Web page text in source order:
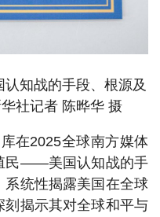
知战的手段、根源及
社记者 陈晔华 摄
在2025全球南方媒体
民——美国认知战的手
统性揭露美国在全球
揭示其对全球和平与